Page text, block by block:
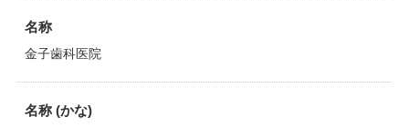
名称
金子歯科医院
名称 (かな)